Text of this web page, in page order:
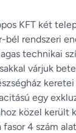
KFT két
bél rendszeri
technikai
várjuk
egy
közel került
fasor 4 szám